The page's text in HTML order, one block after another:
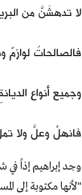
لا تدهشَنَّ من
فالصالحاتُ
وجميع أنواع
فانهلْ وعلَّ ولا
وجد إبراهيم إذاً
"لأنها مكتوبة إلى